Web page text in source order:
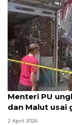
Menteri PU
dan Malut usai
2 April 2026